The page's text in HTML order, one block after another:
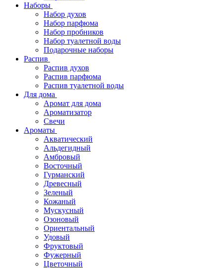
Наборы
Набор духов
Набор парфюма
Набор пробников
Набор туалетной воды
Подарочные наборы
Распив
Распив духов
Распив парфюма
Распив туалетной воды
Для дома
Аромат для дома
Ароматизатор
Свечи
Ароматы
Акватический
Альдегидный
Амбровый
Восточный
Гурманский
Древесный
Зеленый
Кожаный
Мускусный
Озоновый
Ориентальный
Удовый
Фруктовый
Фужерный
Цветочный